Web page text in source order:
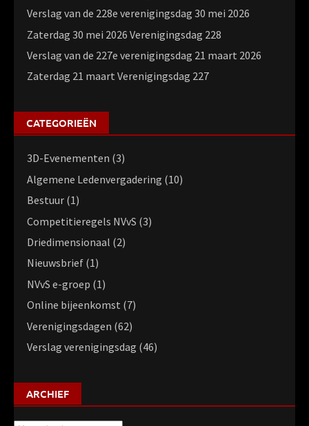
Verslag van de 228e verenigingsdag 30 mei 2026
Zaterdag 30 mei 2026 Verenigingsdag 228
Verslag van de 227e verenigingsdag 21 maart 2026
Zaterdag 21 maart Verenigingsdag 227
CATEGORIEËN
3D-Evenementen (3)
Algemene Ledenvergadering (10)
Bestuur (1)
Competitieregels NVvS (3)
Driedimensionaal (2)
Nieuwsbrief (1)
NVvS e-groep (1)
Online bijeenkomst (7)
Verenigingsdagen (62)
Verslag verenigingsdag (46)
ARCHIEF